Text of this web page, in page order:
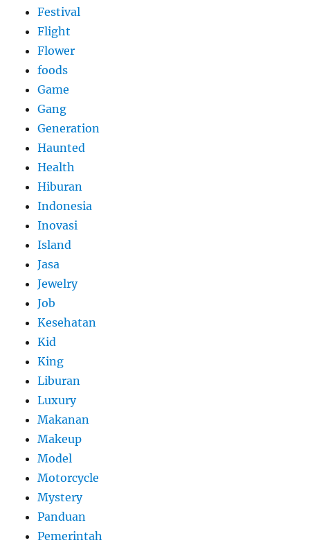
Festival
Flight
Flower
foods
Game
Gang
Generation
Haunted
Health
Hiburan
Indonesia
Inovasi
Island
Jasa
Jewelry
Job
Kesehatan
Kid
King
Liburan
Luxury
Makanan
Makeup
Model
Motorcycle
Mystery
Panduan
Pemerintah